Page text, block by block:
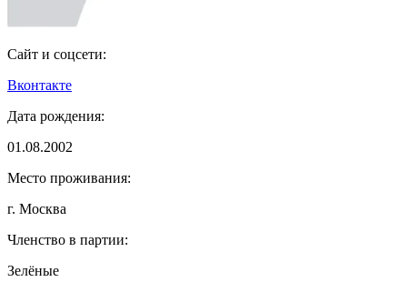
Сайт и соцсети:
Вконтакте
Дата рождения:
01.08.2002
Место проживания:
г. Москва
Членство в партии:
Зелёные